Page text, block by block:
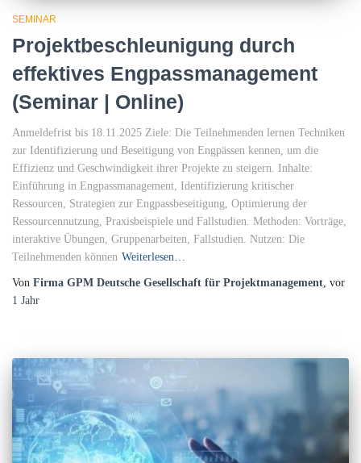
SEMINAR
Projektbeschleunigung durch
effektives Engpassmanagement
(Seminar | Online)
Anmeldefrist bis 18.11.2025 Ziele: Die Teilnehmenden lernen Techniken
zur Identifizierung und Beseitigung von Engpässen kennen, um die
Effizienz und Geschwindigkeit ihrer Projekte zu steigern. Inhalte:
Einführung in Engpassmanagement, Identifizierung kritischer
Ressourcen, Strategien zur Engpassbeseitigung, Optimierung der
Ressourcennutzung, Praxisbeispiele und Fallstudien. Methoden: Vorträge,
interaktive Übungen, Gruppenarbeiten, Fallstudien. Nutzen: Die
Teilnehmenden können Weiterlesen…
Von Firma GPM Deutsche Gesellschaft für Projektmanagement , vor
1 Jahr